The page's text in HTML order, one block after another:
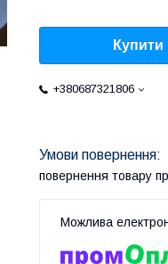
Купити
+380687321806
повернення товару